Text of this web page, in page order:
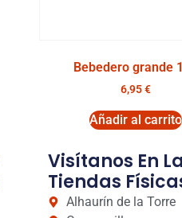
Bebedero grande
6,95€
Añadir al carrito
Visítanos En
Tiendas
Alhaurín de la Torre